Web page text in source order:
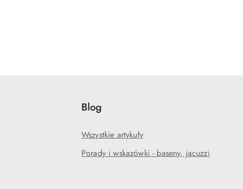
Blog
Wszystkie artykuły
Porady i wskazówki - baseny, jacuzzi